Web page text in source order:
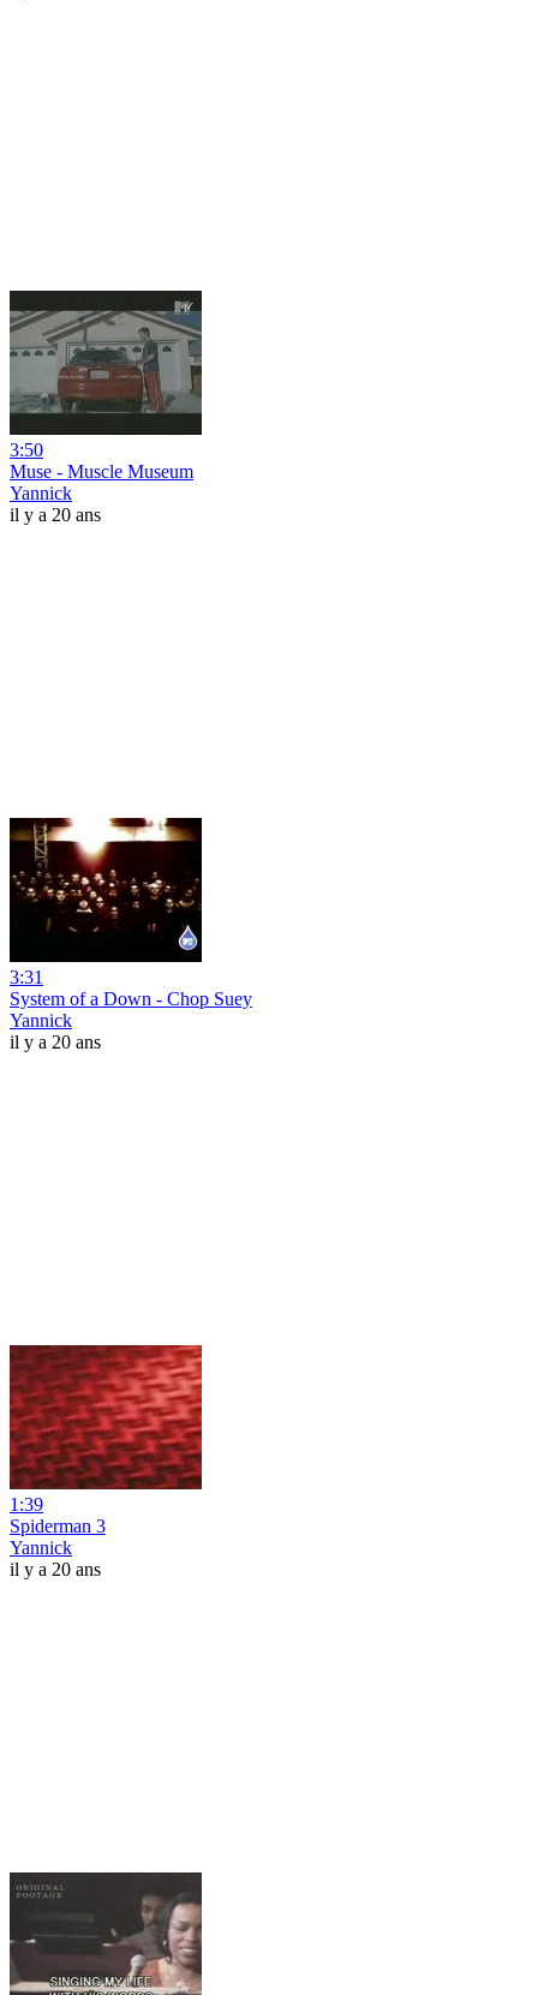
3:50
Muse - Muscle Museum
Yannick
il y a 20 ans
3:31
System of a Down - Chop Suey
Yannick
il y a 20 ans
1:39
Spiderman 3
Yannick
il y a 20 ans